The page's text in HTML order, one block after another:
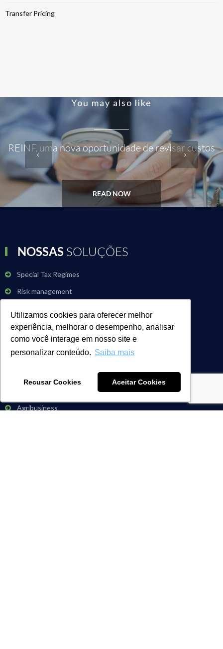
Utilizamos cookies para oferecer melhor
experiência, melhorar o desempenho, analisar
como você interage em nosso site e
personalizar conteúdo. Saiba mais
Recusar Cookies Aceitar Cookies
Transfer Pricing
You may also like
REINF, uma nova oportunidade de revisar custos
READ NOW
NOSSAS SOLUÇÕES
Special Tax Regimes
Risk management
SEGMENTS
Energy and Natural Resources
Agribusiness